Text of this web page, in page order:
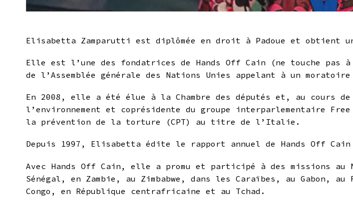
Elisabetta Zamparutti est diplômée en droit à Padoue et obtient un
Elle est l’une des fondatrices de Hands Off Cain (ne touche
de l’Assemblée générale des Nations Unies appelant à un
En 2008, elle a été élue à la Chambre des députés et, au cours
l’environnement et coprésidente du groupe interparlementaire
la prévention de la torture (CPT) au titre de l’Italie.
Depuis 1997, Elisabetta édite le rapport annuel de Hands Off
Avec Hands Off Cain, elle a promu et participé à des missions au
Sénégal, en Zambie, au Zimbabwe, dans les Caraïbes, au Gabon,
Congo, en République centrafricaine et au Tchad.